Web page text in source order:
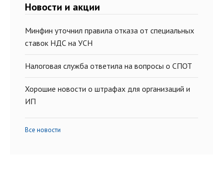
Новости и акции
Минфин уточнил правила отказа от специальных
ставок НДС на УСН
Налоговая служба ответила на вопросы о СПОТ
Хорошие новости о штрафах для организаций и
ИП
Все новости